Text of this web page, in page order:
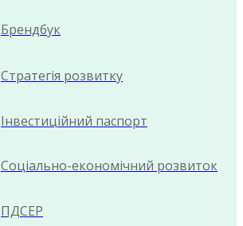
Брендбук
Стратегія розвитку
Інвестиційний паспорт
Соціально-економічний розвиток
ПДСЕР